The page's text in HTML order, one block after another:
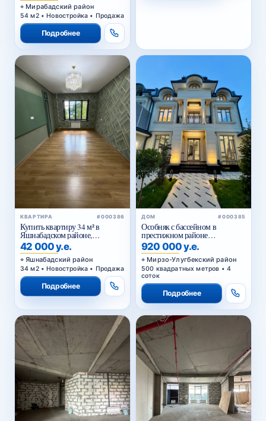
Мирабадский район
54 м2 • Новостройка • Продажа
Подробнее
КВАРТИРА #000386
Купить квартиру 34 м² в
Яшнабадском районе,
Асалобод-2 — кирпичный дом,
подходит под офис
42 000 у.е.
Яшнабадский район
34 м2 • Новостройка • Продажа
Подробнее
ДОМ #000385
Особняк с бассейном в
престижном районе
Циолковского — для
комфортной и статусной
жизни
920 000 у.е.
Мирзо-Улугбекский район
500 квадратных метров • 4
соток
Подробнее